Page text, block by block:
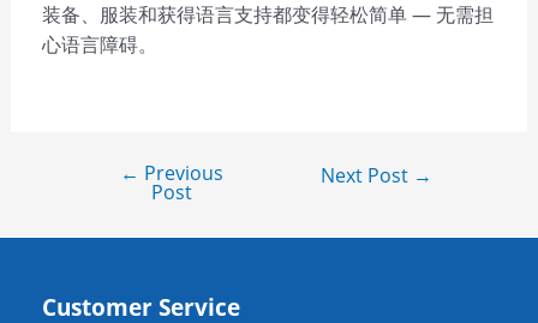
装备、服装和获得语言支持都变得轻松简单 — 无需担
心语言障碍。
← Previous
Post
Next Post →
Customer Service